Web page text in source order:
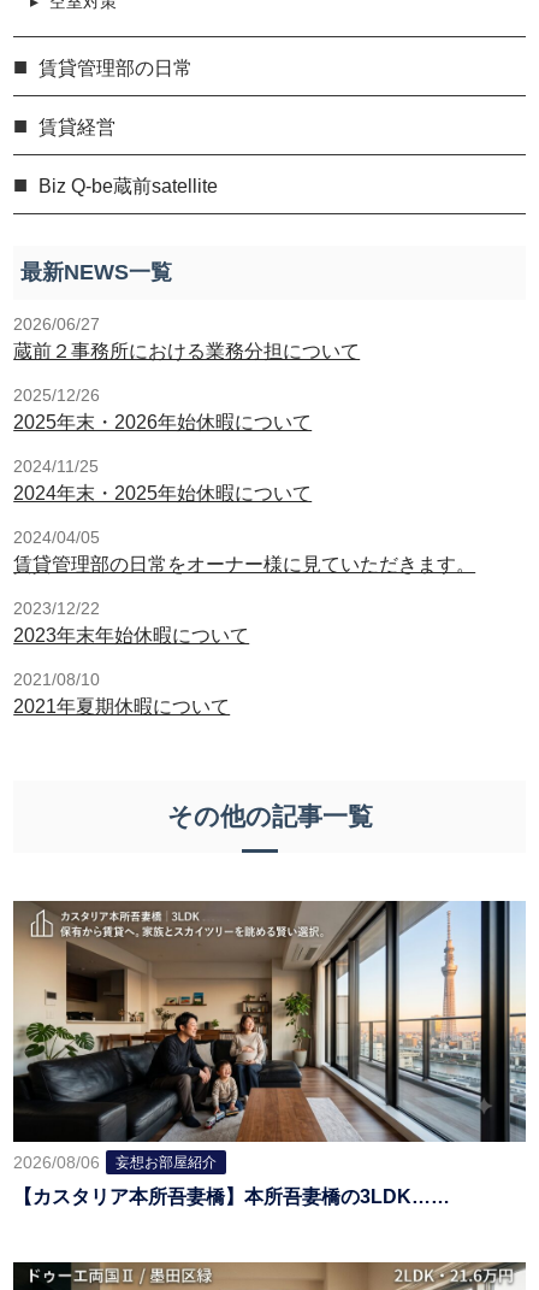
賃貸管理部の日常
賃貸経営
Biz Q-be蔵前satellite
最新NEWS一覧
2026/06/27
蔵前２事務所における業務分担について
2025/12/26
2025年末・2026年始休暇について
2024/11/25
2024年末・2025年始休暇について
2024/04/05
賃貸管理部の日常をオーナー様に見ていただきます。
2023/12/22
2023年末年始休暇について
2021/08/10
2021年夏期休暇について
その他の記事一覧
2026/08/06 妄想お部屋紹介
【カスタリア本所吾妻橋】本所吾妻橋の3LDK……